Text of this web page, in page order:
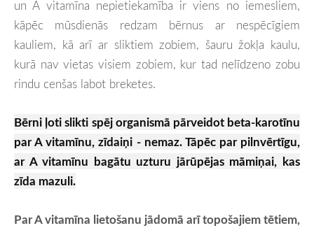
un A vitamīna nepietiekamība ir viens no iemesliem,
kāpēc mūsdienās redzam bērnus ar nespēcīgiem
kauliem, kā arī ar sliktiem zobiem, šauru žokļa kaulu,
kurā nav vietas visiem zobiem, kur tad nelīdzeno zobu
rindu cenšas labot breketes.
Bērni ļoti slikti spēj organismā pārveidot beta-karotīnu
par A vitamīnu, zīdaiņi - nemaz. Tāpēc par pilnvērtīgu,
ar A vitamīnu bagātu uzturu jārūpējas māmiņai, kas
zīda mazuli.
Par A vitamīna lietošanu jādomā arī topošajiem tētiem,